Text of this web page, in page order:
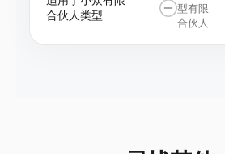
合伙人类型
型有限
合伙人